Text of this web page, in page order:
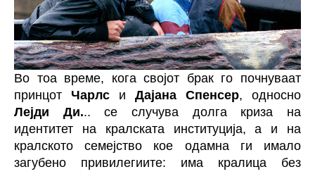
Во тоа време, кога својот брак го почнуваат
принцот Чарлс и Дајана Спенсер, односно
Лејди Ди... се случува долга криза на
идентитет на кралската институција, а и на
кралското семејство кое одамна ги имало
загубено привилегиите: има кралица без